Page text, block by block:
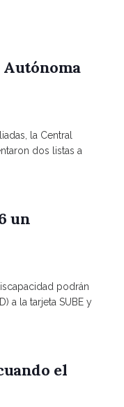
Autónoma
la Central
dos listas a
un
podrán
a la tarjeta SUBE y
el